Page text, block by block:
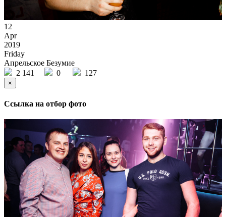
12
Apr
2019
Friday
Апрельское Безумие
2 141
0 127
×
Ссылка на отбор фото